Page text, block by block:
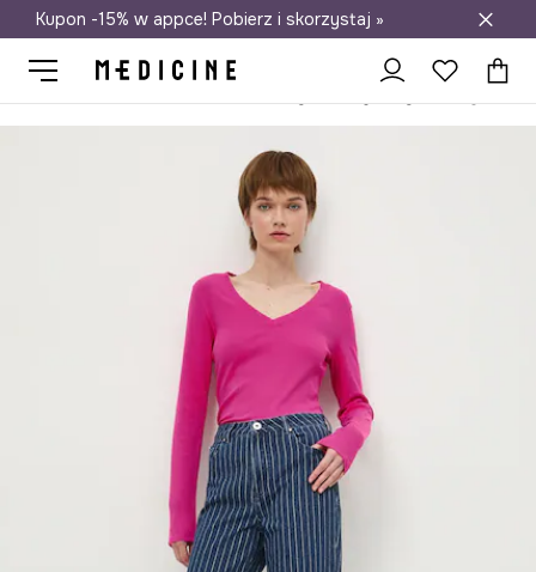
Darmowa dostawa do salonów
Kupon -15% w appce! Pobierz i skorzystaj »